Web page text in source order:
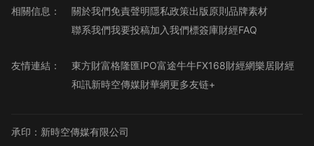
相關信息： 關於我們免責聲明隱私政策出版原則品牌素材
聯系我們我要投稿加入我們標簽庫財經FAQ
友情連結： 東方財富格隆匯IPO富途牛牛FX168財經網樂居財經
和訊新時空傳媒財華網更多友链+
承印：新時空傳媒有限公司